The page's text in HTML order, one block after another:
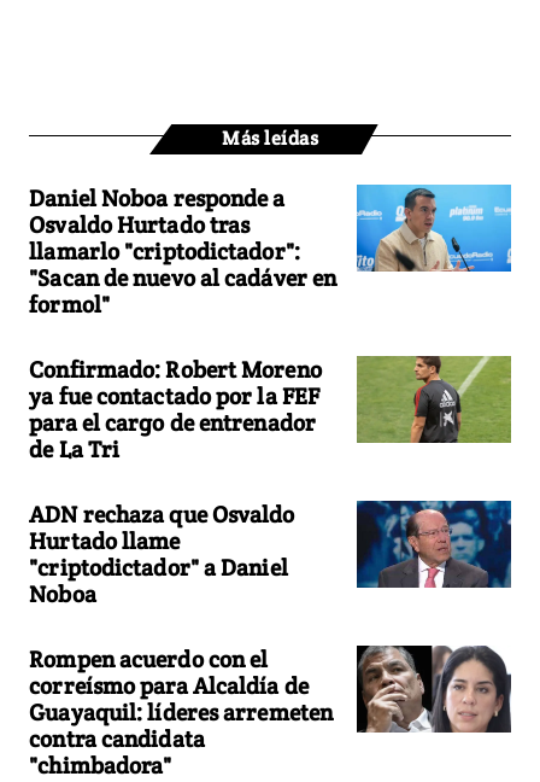
Más leídas
Daniel Noboa responde a
Osvaldo Hurtado tras
llamarlo "criptodictador":
"Sacan de nuevo al cadáver en
formol"
Confirmado: Robert Moreno
ya fue contactado por la FEF
para el cargo de entrenador
de La Tri
ADN rechaza que Osvaldo
Hurtado llame
"criptodictador" a Daniel
Noboa
Rompen acuerdo con el
correísmo para Alcaldía de
Guayaquil: líderes arremeten
contra candidata
"chimbadora"